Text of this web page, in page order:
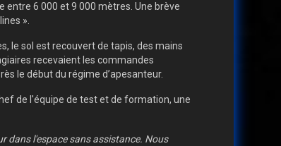
entre 6 000 et 9 000 mètres. Une brève
».
le sol est recouvert de tapis, des mains
recevaient les commandes
le début du régime d’apesanteur.
de l'équipe de test et de formation, une
dans l'espace sans assistance. Nous